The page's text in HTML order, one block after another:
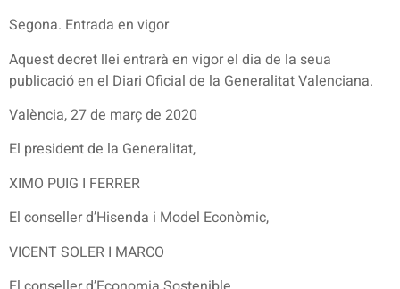
Segona. Entrada en vigor
Aquest decret llei entrarà en vigor el dia de la seua
publicació en el Diari Oficial de la Generalitat Valenciana.
València, 27 de març de 2020
El president de la Generalitat,
XIMO PUIG I FERRER
El conseller d’Hisenda i Model Econòmic,
VICENT SOLER I MARCO